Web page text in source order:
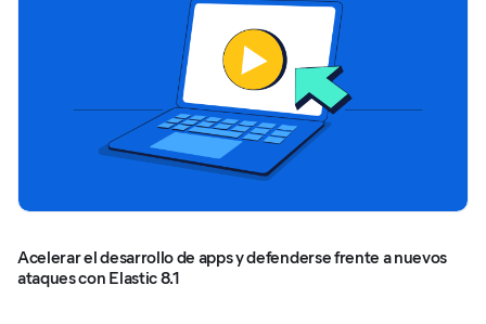
Acelerar el desarrollo de apps y defenderse frente a nuevos
ataques con Elastic 8.1